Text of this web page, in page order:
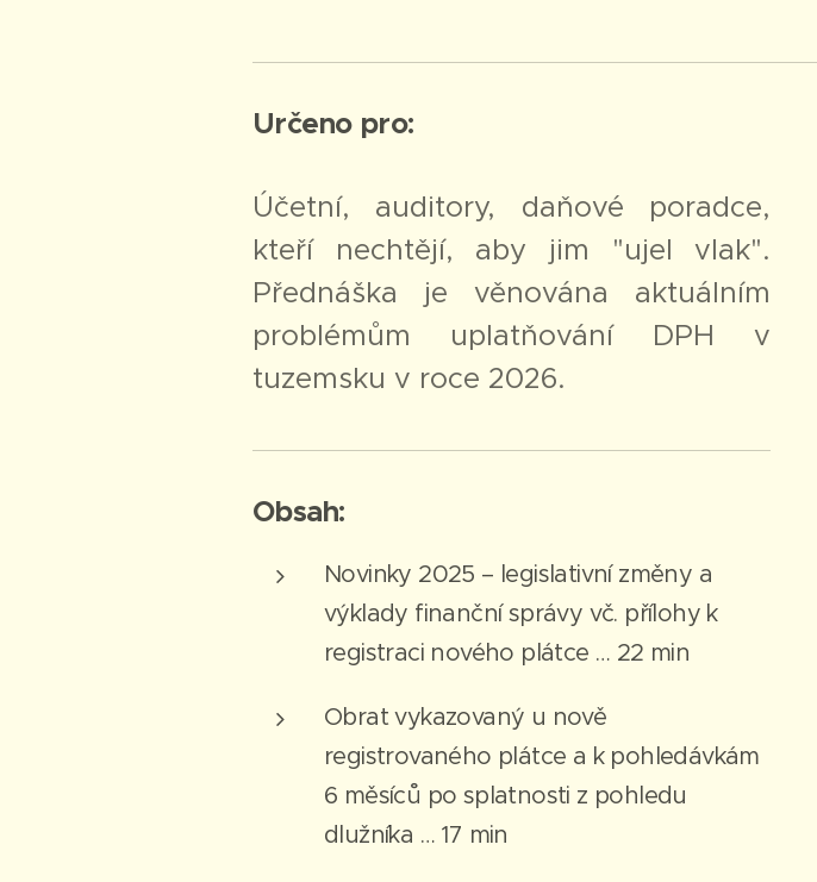
Určeno pro:
Účetní, auditory, daňové poradce,
kteří nechtějí, aby jim "ujel vlak".
Přednáška je věnována aktuálním
problémům uplatňování DPH v
tuzemsku v roce 2026.
Obsah:
Novinky 2025 – legislativní změny a
výklady finanční správy vč. přílohy k
registraci nového plátce … 22 min
Obrat vykazovaný u nově
registrovaného plátce a k pohledávkám
6 měsíců po splatnosti z pohledu
dlužníka … 17 min